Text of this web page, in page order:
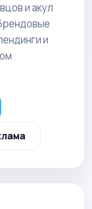
и акул
и